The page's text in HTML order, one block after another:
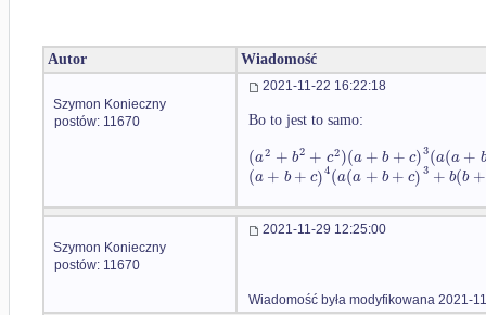
Autor Wiadomość
Szymon Konieczny
postów: 11670
2021-11-22 16:22:18
Bo to jest to samo:
(a2 +b2 + c2)(a+ b +c)3(a(a+ b
(a+ b +c)4(a(a +b+ c)3 + b(b +
Szymon Konieczny
postów: 11670
2021-11-29 12:25:00
Wiadomość była modyfikowana 2021-